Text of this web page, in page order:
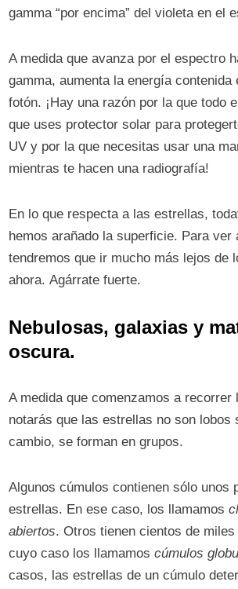
gamma “por encima” del violeta en el
A medida que avanza por el espectro
gamma, aumenta la energía contenida
fotón. ¡Hay una razón por la que todo
que uses protector solar para
UV y por la que necesitas usar una
mientras te hacen una radiografía!
En lo que respecta a las estrellas,
hemos arañado la superficie. Para ver
tendremos que ir mucho más lejos de
ahora. Agárrate fuerte.
Nebulosas, galaxias y
oscura.
A medida que comenzamos a recorrer
notarás que las estrellas no son lobos
cambio, se forman en grupos.
Algunos cúmulos contienen sólo unos
estrellas. En ese caso, los llamamos
abiertos. Otros tienen cientos de
cuyo caso los llamamoscúmulos
casos, las estrellas de un cúmulo